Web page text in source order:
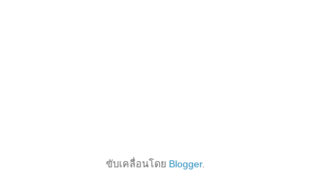
ขับเคลื่อนโดย Blogger.